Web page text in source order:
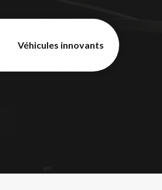
Véhicules innovants